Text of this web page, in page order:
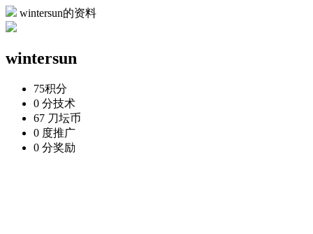
wintersun的资料
wintersun
75积分
0 分技术
67 刀坛币
0 度推广
0 分奖励